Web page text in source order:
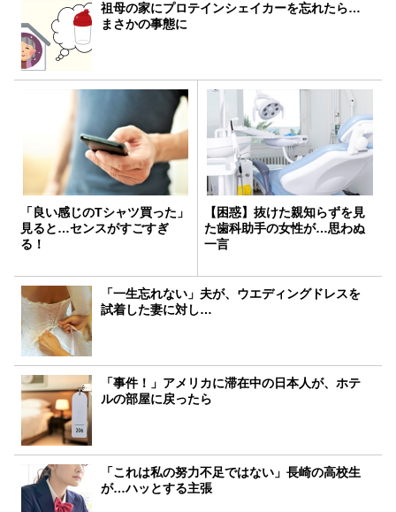
祖母の家にプロテインシェイカーを忘れたら…
まさかの事態に
「良い感じのTシャツ買った」
見ると…センスがすごすぎ
る！
【困惑】抜けた親知らずを見
た歯科助手の女性が…思わぬ
一言
「一生忘れない」夫が、ウエディングドレスを
試着した妻に対し…
「事件！」アメリカに滞在中の日本人が、ホテ
ルの部屋に戻ったら
「これは私の努力不足ではない」長崎の高校生
が…ハッとする主張